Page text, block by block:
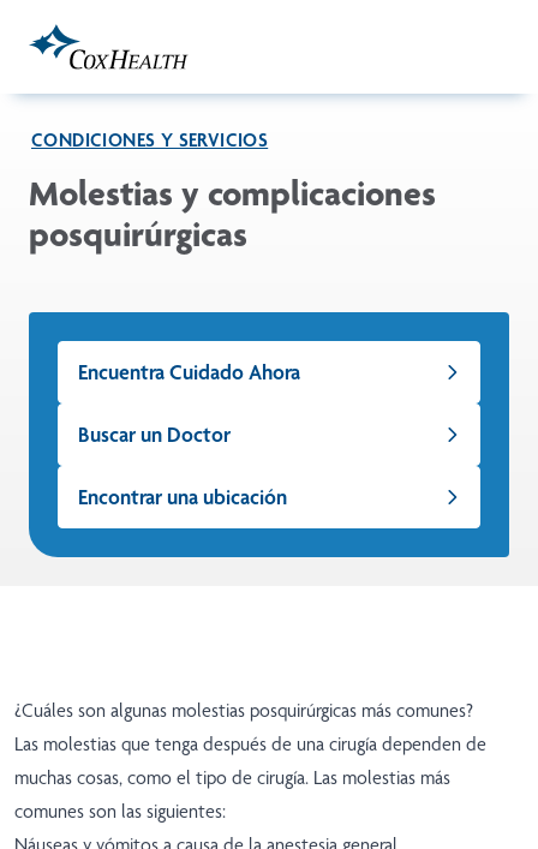
CONDICIONES Y SERVICIOS
Molestias y complicaciones
posquirúrgicas
Encuentra Cuidado Ahora
Buscar un Doctor
Encontrar una ubicación
¿Cuáles son algunas molestias posquirúrgicas más comunes?
Las molestias que tenga después de una cirugía dependen de
muchas cosas, como el tipo de cirugía. Las molestias más
comunes son las siguientes: